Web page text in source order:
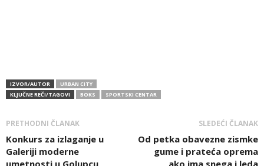
IZVOR/AUTOR
URBAN CITY
KLJUČNE REČI/TAGOVI
BOKS SPORTSKI CENTAR
PRETHODNI ČLANAK
Konkurs za izlaganje u
Galeriji moderne
umetnosti u Golupcu
SLEDEĆI ČLANAK
Od petka obavezne zismke
gume i prateća oprema
ako ima snega i leda